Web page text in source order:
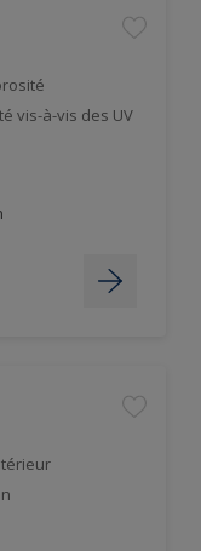
vis-à-vis des UV